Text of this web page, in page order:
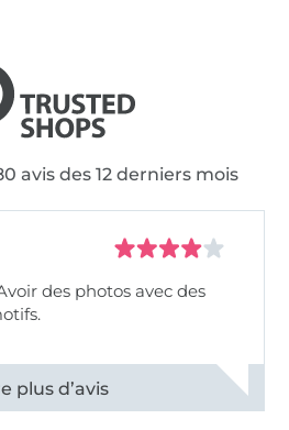
avis des 12 derniers mois
des photos avec des
commentaires